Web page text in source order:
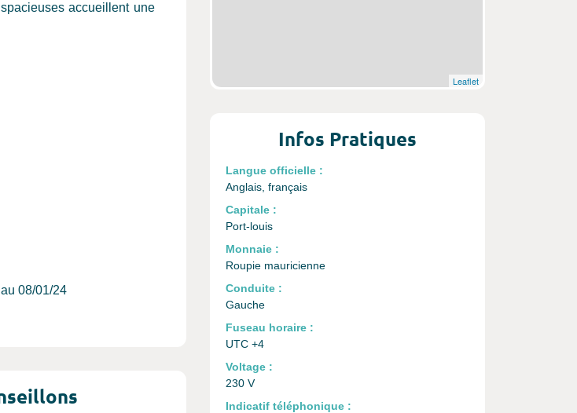
accueillent une
08/01/24
Leaflet
Infos Pratiques
Langue officielle :
Anglais, français
Capitale :
Port-louis
Monnaie :
Roupie mauricienne
Conduite :
Gauche
Fuseau horaire :
UTC +4
Voltage :
230 V
Indicatif téléphonique :